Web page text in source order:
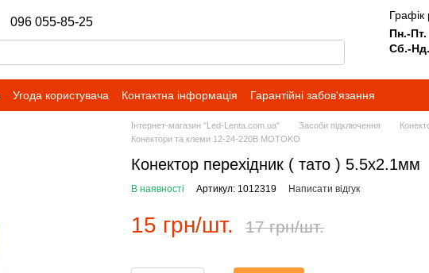
096 055-85-25
Графік
Пн.-Пт.
Сб.-Нд.
Угода користувача Контактна інформація
Гарантійні забов'язання
Інтернет-магазин "Led-Lenta.com.ua" Засоби підключення
Конектори та клеми 12-24-220В MOTOKO
Конектор перехідник ( тато ) 5.5х2.1мм
В наявності Артикул: 1012319 Написати відгук
15 грн/шт. 17 грн/шт.